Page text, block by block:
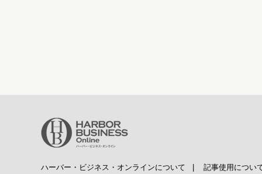
ハーバー・ビジネス・オンラインについて 記事使用につい